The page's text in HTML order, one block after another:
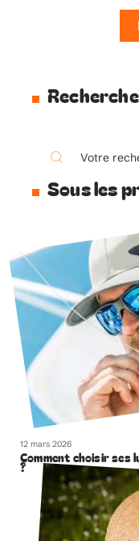
Recherche
Sous les
12 mars 2026
Comment choisir ses
?